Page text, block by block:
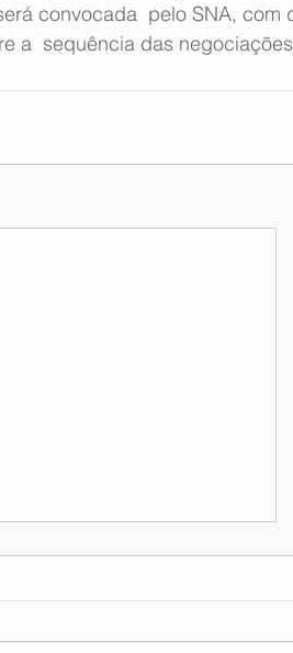
convocada  pelo SNA, com
a  sequência das